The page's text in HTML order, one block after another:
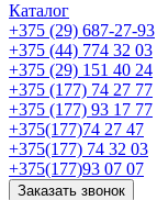
Каталог
+375 (29) 687-27-93
+375 (44) 774 32 03
+375 (29) 151 40 24
+375 (177) 74 27 77
+375 (177) 93 17 77
+375(177)74 27 47
+375(177) 74 32 03
+375(177)93 07 07
Заказать звонок